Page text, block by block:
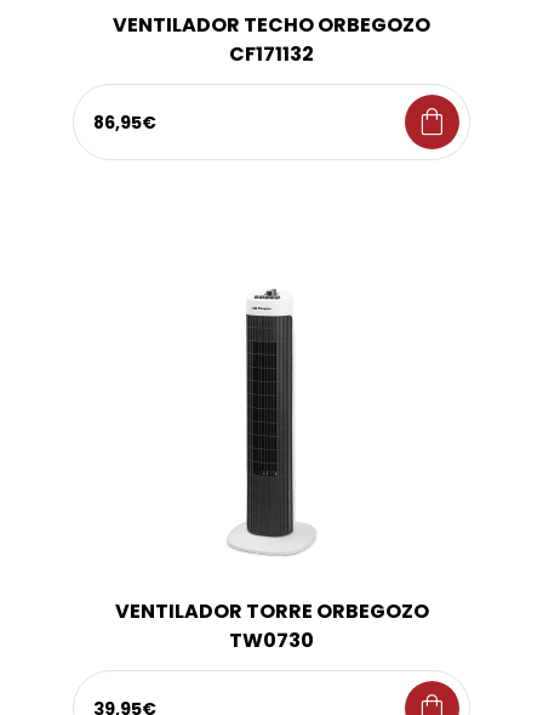
VENTILADOR TECHO ORBEGOZO
CF171132
86,95€ shopping_bag
VENTILADOR TORRE ORBEGOZO
TW0730
39,95€